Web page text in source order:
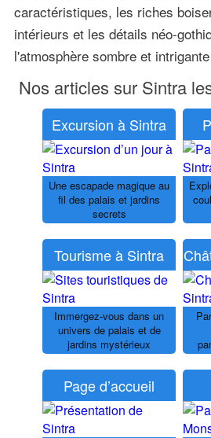
caractéristiques, les riches
intérieurs et les détails néo-
l'atmosphère sombre et
Nos articles sur Sintra
Excursion à Sintra
Une escapade magique au
fil des palais et jardins
secrets
Tourisme à Sintra
Immergez-vous dans un
univers de palais et de
jardins mystérieux
Page d’accueil